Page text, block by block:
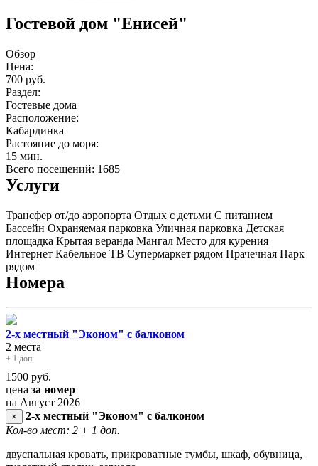
Гостевой дом "Енисей"
Обзор
Цена:
700 руб.
Раздел:
Гостевые дома
Расположение:
Кабардинка
Растояние до моря:
15 мин.
Всего посещений: 1685
Услуги
Трансфер от/до аэропорта Отдых с детьми С питанием
Бассейн Охраняемая парковка Уличная парковка Детская
площадка Крытая веранда Мангал Место для курения
Интернет Кабельное ТВ Супермаркет рядом Прачечная Парк
рядом
Номера
2-х местный "Эконом" с балконом
2 места
+ 1 доп.
1500 руб.
цена за номер
на Август 2026
×
2-х местный "Эконом" с балконом
Кол-во мест: 2 + 1 доп.
двуспальная кровать, прикроватные тумбы, шкаф, обувница,